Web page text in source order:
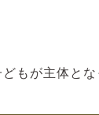
もが主体とな